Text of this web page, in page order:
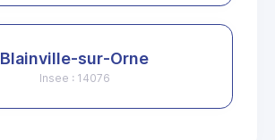
Blainville-sur-Orne
Insee : 14076